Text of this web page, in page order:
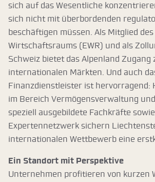
sich auf das Wesentliche
sich nicht mit überbordenden
beschäftigen müssen. Als Mitglied
Wirtschaftsraums (EWR) und als
Schweiz bietet das Alpenland Zugang
internationalen Märkten. Und auch
Finanzdienstleister ist hervorragend:
im Bereich Vermögensverwaltung
speziell ausgebildete Fachkräfte
Expertennetzwerk sichern
internationalen Wettbewerb eine
Ein Standort mit Perspektive
Unternehmen profitieren von kurzen